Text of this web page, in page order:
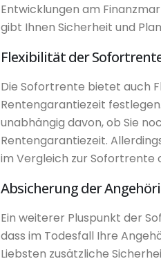
Entwicklungen am
gibt Ihnen Sicherheit und
Flexibilität der
Die Sofortrente bietet auch
Rentengarantiezeit
unabhängig davon, ob Sie
Rentengarantiezeit.
im Vergleich zur Sofortrente
Absicherung der
Ein weiterer Pluspunkt der
dass im Todesfall Ihre
Liebsten zusätzliche